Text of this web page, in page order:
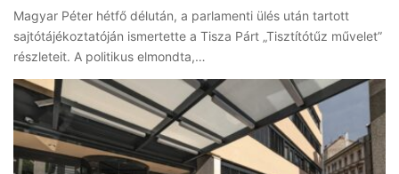
Magyar Péter hétfő délután, a parlamenti ülés után tartott
sajtótájékoztatóján ismertette a Tisza Párt „Tisztítótűz művelet”
részleteit. A politikus elmondta,…